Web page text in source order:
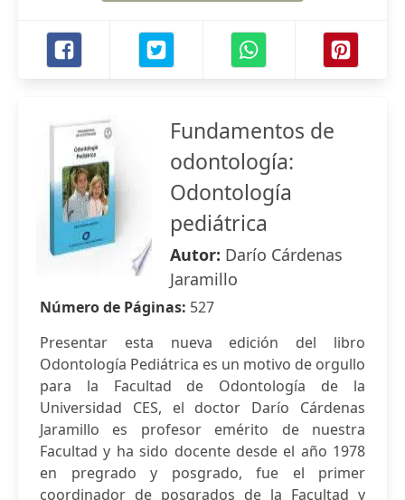
Fundamentos de
odontología:
Odontología
pediátrica
Autor: Darío Cárdenas
Jaramillo
Número de Páginas: 527
Presentar esta nueva edición del libro
Odontología Pediátrica es un motivo de orgullo
para la Facultad de Odontología de la
Universidad CES, el doctor Darío Cárdenas
Jaramillo es profesor emérito de nuestra
Facultad y ha sido docente desde el año 1978
en pregrado y posgrado, fue el primer
coordinador de posgrados de la Facultad y